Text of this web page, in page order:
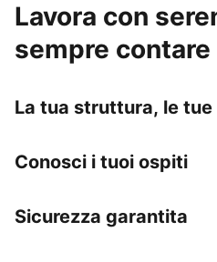
Lavora con
sempre
La tua struttura, le tue
Conosci i tuoi ospiti
Sicurezza garantita